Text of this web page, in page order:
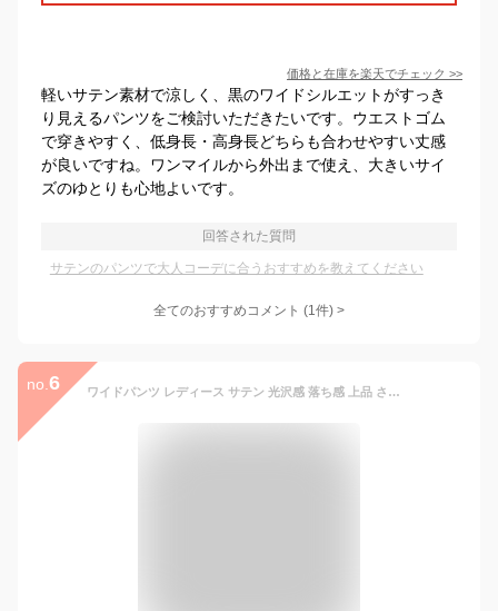
価格と在庫を楽天でチェック >>
軽いサテン素材で涼しく、黒のワイドシルエットがすっき
り見えるパンツをご検討いただきたいです。ウエストゴム
で穿きやすく、低身長・高身長どちらも合わせやすい丈感
が良いですね。ワンマイルから外出まで使え、大きいサイ
ズのゆとりも心地よいです。
回答された質問
サテンのパンツで大人コーデに合うおすすめを教えてください
全てのおすすめコメント (1件) >
no. 6 ワイドパンツ レディース サテン 光沢感 落ち感 上品 さらさら 大人カジュアル 体型カバー 美脚 楽ちん ウエストゴム ゆったり シンプル おしゃれ トレンド 春 夏 秋 オールシーズン デート 通勤 通学 送料無料